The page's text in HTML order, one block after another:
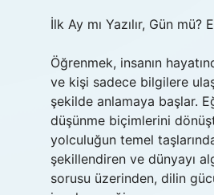
İlk Ay mı Yazılır, Gün
Öğrenmek, insanın
ve kişi sadece bilgilere
şekilde anlamaya başlar.
düşünme biçimlerini
yolculuğun temel
şekillendiren ve dünyayı
sorusu üzerinden, dilin